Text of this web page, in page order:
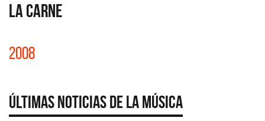
LA CARNE
2008
Últimas Noticias de la Música